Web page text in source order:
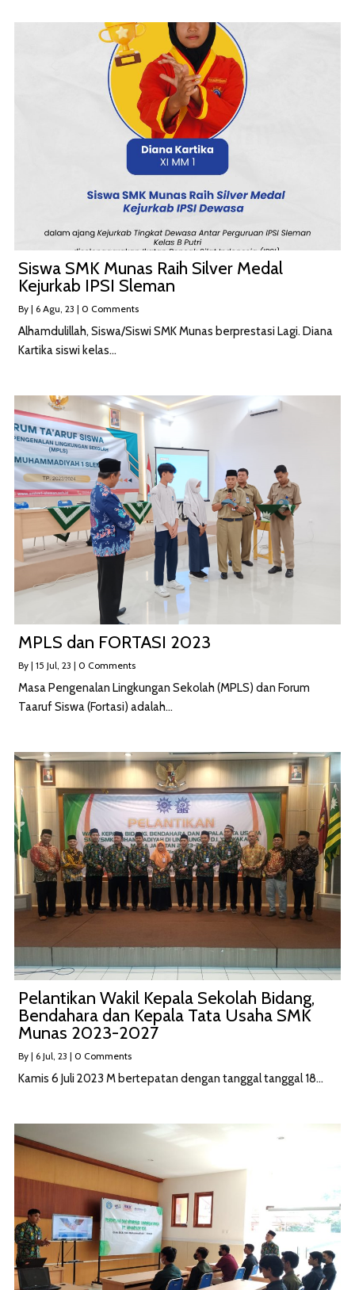
Siswa SMK Munas Raih Silver Medal
Kejurkab IPSI Sleman
By | 6 Agu, 23 | 0 Comments
Alhamdulillah, Siswa/Siswi SMK Munas berprestasi Lagi. Diana
Kartika siswi kelas…
MPLS dan FORTASI 2023
By | 15 Jul, 23 | 0 Comments
Masa Pengenalan Lingkungan Sekolah (MPLS) dan Forum
Taaruf Siswa (Fortasi) adalah…
Pelantikan Wakil Kepala Sekolah Bidang,
Bendahara dan Kepala Tata Usaha SMK
Munas 2023-2027
By | 6 Jul, 23 | 0 Comments
Kamis 6 Juli 2023 M bertepatan dengan tanggal tanggal 18…